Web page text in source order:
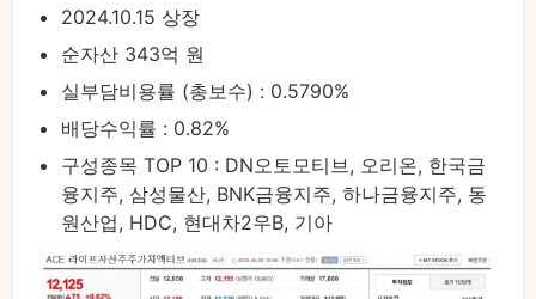
2024.10.15 상장
순자산 343억 원
실부담비용률 (총보수) : 0.5790%
배당수익률 : 0.82%
구성종목 TOP 10 : DN오토모티브, 오리온, 한국금
융지주, 삼성물산, BNK금융지주, 하나금융지주, 동
원산업, HDC, 현대차2우B, 기아